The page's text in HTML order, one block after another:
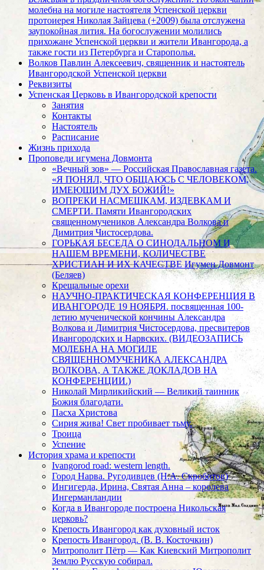
молебна на могиле настоятеля Успенской церкви
протоиерея Николая Зайцева (+2009) была отслужена
заупокойная лития. На богослужении молились
прихожане Успенской церкви и жители Ивангорода, а
также гости из Петербурга и Старополья.
Волков Павлин Алексеевич, священник и настоятель
Ивангородской Успенской церкви
Реквизиты
Успенская Церковь в Ивангородской крепости
Занятия
Контакты
Настоятель
Расписание
Жизнь прихода
Проповеди игумена Довмонта
«Вечный зов» — Российская Православная газета.
«Я ПОНЯЛ, ЧТО ОБЩАЮСЬ С ЧЕЛОВЕКОМ,
ИМЕЮЩИМ ДУХ БОЖИЙ!»
ВОПРЕКИ НАСМЕШКАМ, ИЗДЕВКАМ И
СМЕРТИ. Памяти Ивангородских
священномучеников Александра Волкова и
Димитрия Чистосердова.
ГОРЬКАЯ БЕСЕДА О СИНОДАЛЬНОМ И
НАШЕМ ВРЕМЕНИ, КОЛИЧЕСТВЕ
ХРИСТИАН И ИХ КАЧЕСТВЕ Игумен Довмонт
(Беляев)
Крещальные орехи
НАУЧНО-ПРАКТИЧЕСКАЯ КОНФЕРЕНЦИЯ В
ИВАНГОРОДЕ 19 НОЯБРЯ. посвященная 100-
летию мученической кончины Александра
Волкова и Димитрия Чистосердова, пресвитеров
Ивангородских и Нарвских. (ВИДЕОЗАПИСЬ
МОЛЕБНА НА МОГИЛЕ
СВЯЩЕННОМУЧЕНИКА АЛЕКСАНДРА
ВОЛКОВА, А ТАКЖЕ ДОКЛАДОВ НА
КОНФЕРЕНЦИИ.)
Николай Мирликийский — Великий таинник
Божия благодати.
Пасха Христова
Сирия жива! Свет пробивает тьму.
Троица
Успение
История храма и крепости
Ivangorod road: western length.
Город Нарва. Ругодивцев (Н.А. Скроботов)
Ингигерда, Ирина, Святая Анна – королева
Ингерманландии
Когда в Ивангороде построена Никольская
церковь?
Крепость Ивангород как духовный исток
Крепость Ивангород. (В. В. Косточкин)
Митрополит Пётр — Как Киевский Митрополит
Землю Русскую собирал.